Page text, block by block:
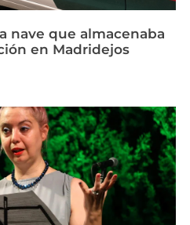
nave que almacenaba
en Madridejos